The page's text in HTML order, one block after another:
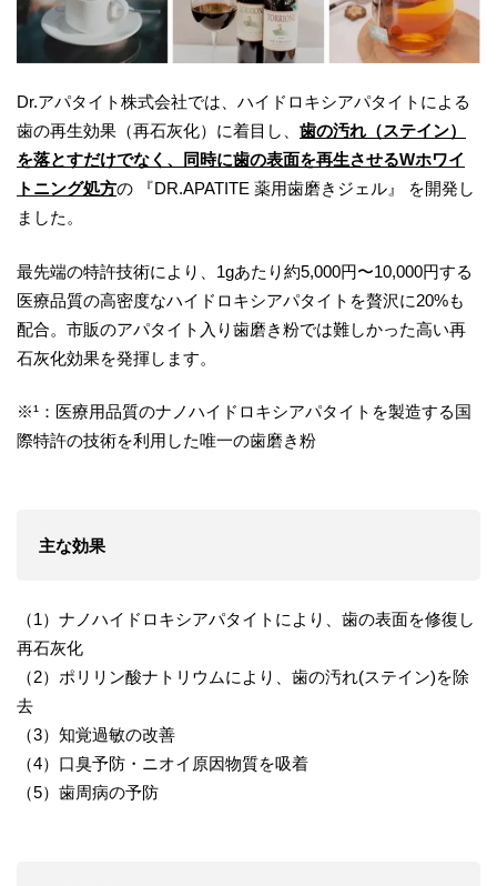
Dr.アパタイト株式会社では、ハイドロキシアパタイトによる
歯の再生効果（再石灰化）に着目し、 歯の汚れ（ステイン）
を落とすだけでなく、同時に歯の表面を再生させるWホワイ
トニング処方の 『DR.APATITE 薬用歯磨きジェル』 を開発し
ました。
最先端の特許技術により、1gあたり約5,000円〜10,000円する
医療品質の高密度なハイドロキシアパタイトを贅沢に20%も
配合。市販のアパタイト入り歯磨き粉では難しかった高い再
石灰化効果を発揮します。
※¹：医療用品質のナノハイドロキシアパタイトを製造する国
際特許の技術を利用した唯一の歯磨き粉
主な効果
（1）ナノハイドロキシアパタイトにより、歯の表面を修復し
再石灰化
（2）ポリリン酸ナトリウムにより、歯の汚れ(ステイン)を除
去
（3）知覚過敏の改善
（4）口臭予防・ニオイ原因物質を吸着
（5）歯周病の予防